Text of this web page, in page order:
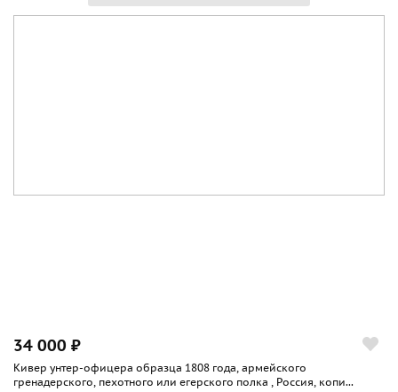
34 000 ₽
Кивер унтер-офицера образца 1808 года, армейского
гренадерского, пехотного или егерского полка , Россия, копи...